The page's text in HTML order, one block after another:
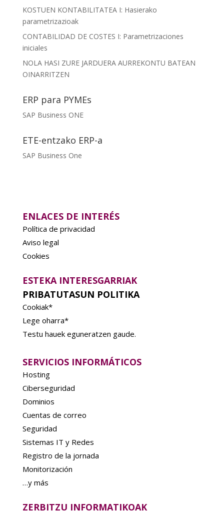
KOSTUEN KONTABILITATEA I: Hasierako
parametrizazioak
CONTABILIDAD DE COSTES I: Parametrizaciones
iniciales
NOLA HASI ZURE JARDUERA AURREKONTU BATEAN
OINARRITZEN
ERP para PYMEs
SAP Business ONE
ETE-entzako ERP-a
SAP Business One
ENLACES DE INTERÉS
Política de privacidad
Aviso legal
Cookies
ESTEKA INTERESGARRIAK
PRIBATUTASUN POLITIKA
Cookiak*
Lege oharra*
Testu hauek eguneratzen gaude.
SERVICIOS INFORMÁTICOS
Hosting
Ciberseguridad
Dominios
Cuentas de correo
Seguridad
Sistemas IT y Redes
Registro de la jornada
Monitorización
…y más
ZERBITZU INFORMATIKOAK